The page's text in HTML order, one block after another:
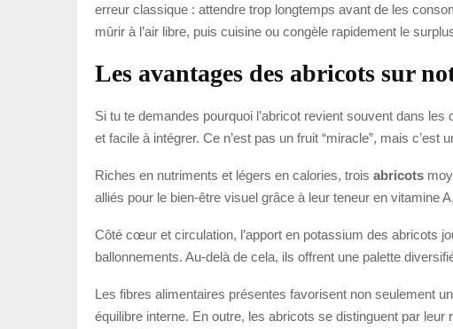
erreur classique : attendre trop longtemps avant de les
mûrir à l’air libre, puis cuisine ou congèle rapidement le
Les avantages des abricots sur
Si tu te demandes pourquoi l’abricot revient souvent dans
et facile à intégrer. Ce n’est pas un fruit “miracle”, mais
Riches en nutriments et légers en calories, trois abricots
alliés pour le bien-être visuel grâce à leur teneur en vitamine
Côté cœur et circulation, l’apport en potassium des abricots
ballonnements. Au-delà de cela, ils offrent une palette
Les fibres alimentaires présentes favorisent non seulement
équilibre interne. En outre, les abricots se distinguent par